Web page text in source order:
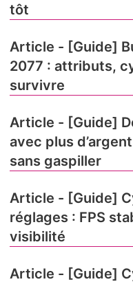
tôt
Article - [Guide]
2077 : attributs,
survivre
Article - [Guide]
avec plus
sans gaspiller
Article - [Guide]
réglages : FPS
visibilité
Article - [Guide]